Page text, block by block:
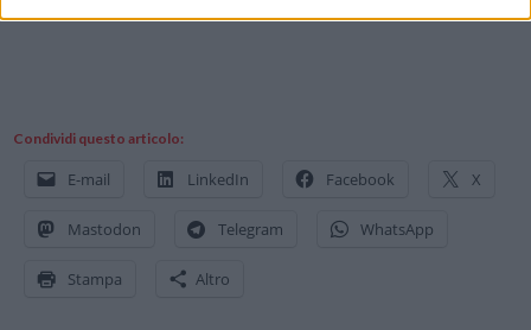
Condividi questo articolo:
E-mail LinkedIn Facebook X
Mastodon Telegram WhatsApp
Stampa Altro